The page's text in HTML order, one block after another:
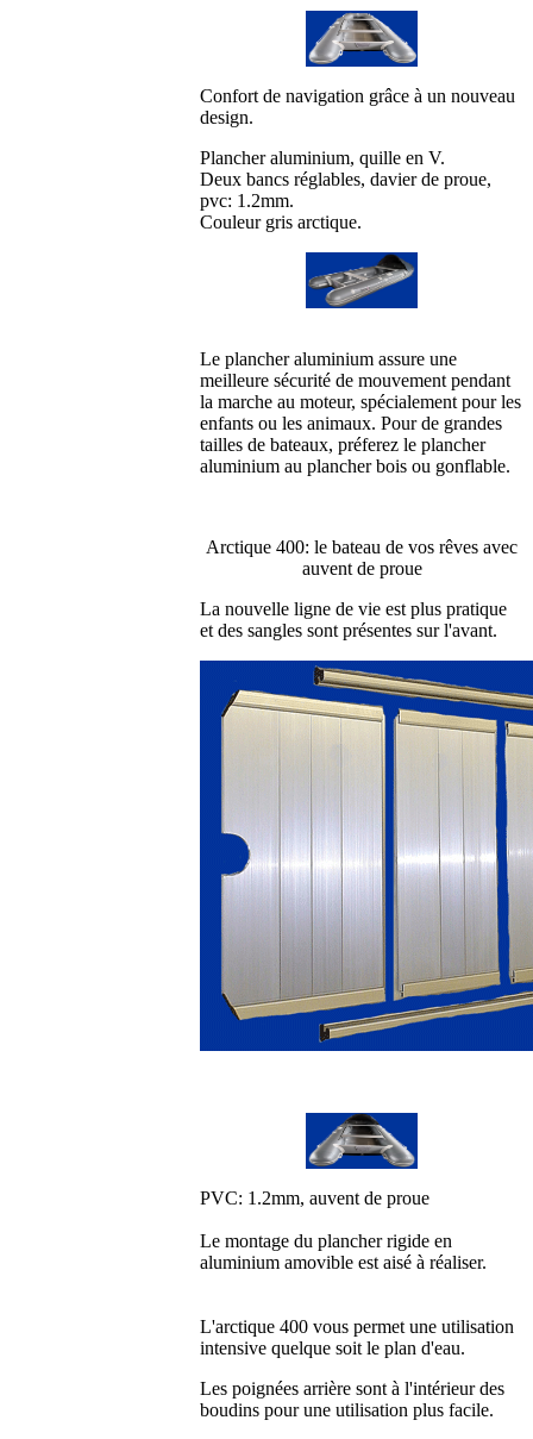
Confort de navigation grâce à un nouveau
design.
Plancher aluminium, quille en V.
Deux bancs réglables, davier de proue,
pvc: 1.2mm.
Couleur gris arctique.
Le plancher aluminium assure une
meilleure sécurité de mouvement pendant
la marche au moteur, spécialement pour les
enfants ou les animaux. Pour de grandes
tailles de bateaux, préferez le plancher
aluminium au plancher bois ou gonflable.
Arctique 400: le bateau de vos rêves avec
auvent de proue
La nouvelle ligne de vie est plus pratique
et des sangles sont présentes sur l'avant.
PVC: 1.2mm, auvent de proue
Le montage du plancher rigide en
aluminium amovible est aisé à réaliser.
L'arctique 400 vous permet une utilisation
intensive quelque soit le plan d'eau.
Les poignées arrière sont à l'intérieur des
boudins pour une utilisation plus facile.